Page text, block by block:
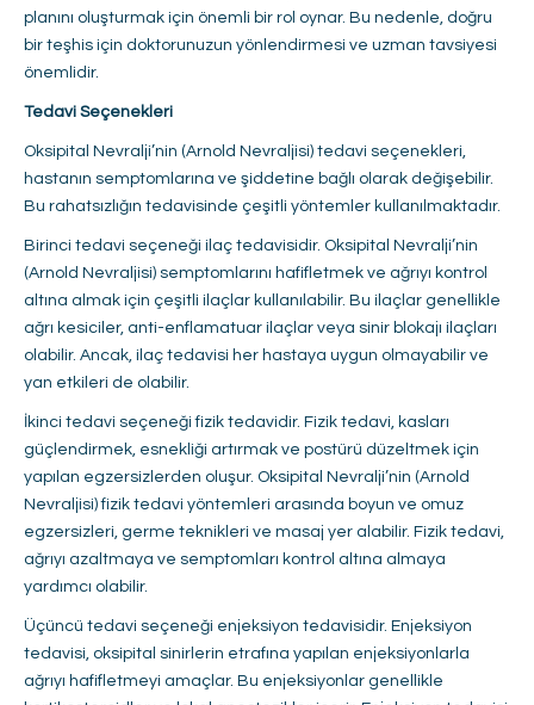
planını oluşturmak için önemli bir rol oynar. Bu nedenle, doğru
bir teşhis için doktorunuzun yönlendirmesi ve uzman tavsiyesi
önemlidir.
Tedavi Seçenekleri
Oksipital Nevralji’nin (Arnold Nevraljisi) tedavi seçenekleri,
hastanın semptomlarına ve şiddetine bağlı olarak değişebilir.
Bu rahatsızlığın tedavisinde çeşitli yöntemler kullanılmaktadır.
Birinci tedavi seçeneği ilaç tedavisidir. Oksipital Nevralji’nin
(Arnold Nevraljisi) semptomlarını hafifletmek ve ağrıyı kontrol
altına almak için çeşitli ilaçlar kullanılabilir. Bu ilaçlar genellikle
ağrı kesiciler, anti-enflamatuar ilaçlar veya sinir blokajı ilaçları
olabilir. Ancak, ilaç tedavisi her hastaya uygun olmayabilir ve
yan etkileri de olabilir.
İkinci tedavi seçeneği fizik tedavidir. Fizik tedavi, kasları
güçlendirmek, esnekliği artırmak ve postürü düzeltmek için
yapılan egzersizlerden oluşur. Oksipital Nevralji’nin (Arnold
Nevraljisi) fizik tedavi yöntemleri arasında boyun ve omuz
egzersizleri, germe teknikleri ve masaj yer alabilir. Fizik tedavi,
ağrıyı azaltmaya ve semptomları kontrol altına almaya
yardımcı olabilir.
Üçüncü tedavi seçeneği enjeksiyon tedavisidir. Enjeksiyon
tedavisi, oksipital sinirlerin etrafına yapılan enjeksiyonlarla
ağrıyı hafifletmeyi amaçlar. Bu enjeksiyonlar genellikle